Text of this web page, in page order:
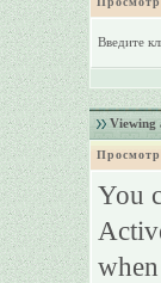
Введите
Viewing
You